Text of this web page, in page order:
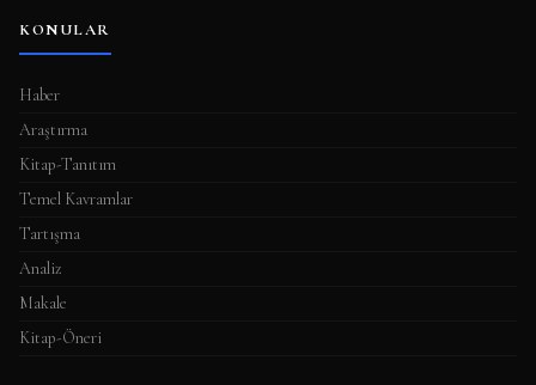
KONULAR
Haber
Araştırma
Kitap-Tanıtım
Temel Kavramlar
Tartışma
Analiz
Makale
Kitap-Öneri